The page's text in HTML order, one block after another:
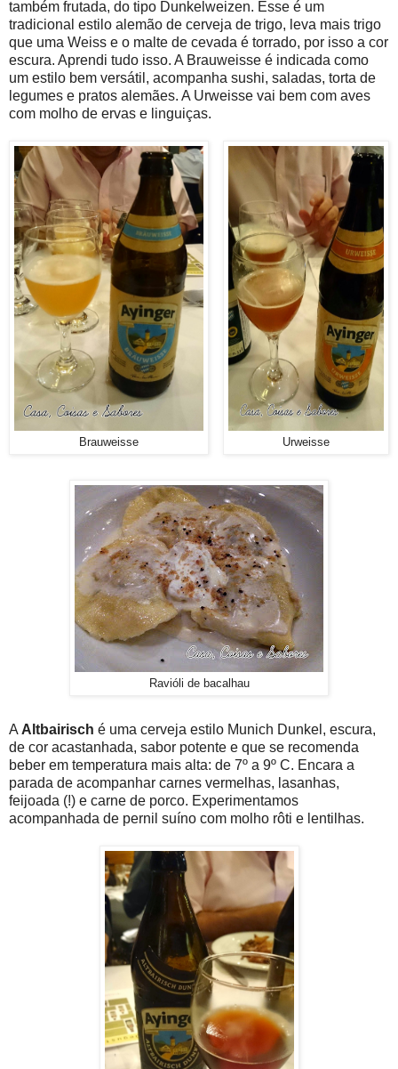
também frutada, do tipo Dunkelweizen. Esse é um
tradicional estilo alemão de cerveja de trigo, leva mais trigo
que uma Weiss e o malte de cevada é torrado, por isso a cor
escura. Aprendi tudo isso. A Brauweisse é indicada como
um estilo bem versátil, acompanha sushi, saladas, torta de
legumes e pratos alemães. A Urweisse vai bem com aves
com molho de ervas e linguiças.
Brauweisse Urweisse
Ravióli de bacalhau
A Altbairisch é uma cerveja estilo Munich Dunkel, escura,
de cor acastanhada, sabor potente e que se recomenda
beber em temperatura mais alta: de 7º a 9º C. Encara a
parada de acompanhar carnes vermelhas, lasanhas,
feijoada (!) e carne de porco. Experimentamos
acompanhada de pernil suíno com molho rôti e lentilhas.